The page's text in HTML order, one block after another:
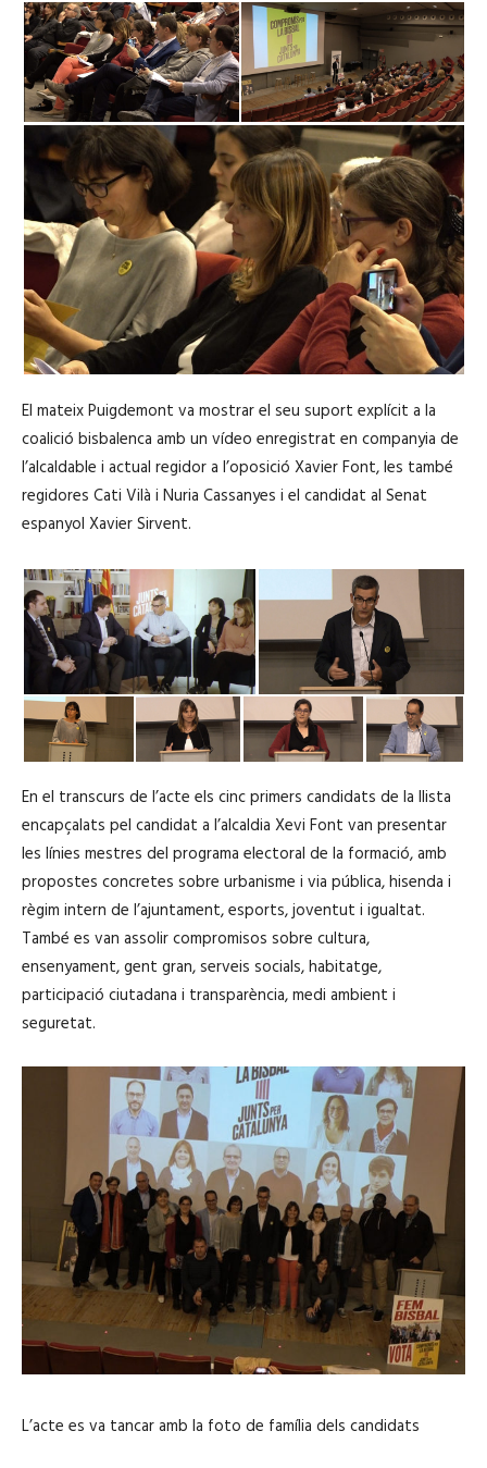
El mateix Puigdemont va mostrar el seu suport explícit a la
coalició bisbalenca amb un vídeo enregistrat en companyia de
l’alcaldable i actual regidor a l’oposició Xavier Font, les també
regidores Cati Vilà i Nuria Cassanyes i el candidat al Senat
espanyol Xavier Sirvent.
En el transcurs de l’acte els cinc primers candidats de la llista
encapçalats pel candidat a l’alcaldia Xevi Font van presentar
les línies mestres del programa electoral de la formació, amb
propostes concretes sobre urbanisme i via pública, hisenda i
règim intern de l’ajuntament, esports, joventut i igualtat.
També es van assolir compromisos sobre cultura,
ensenyament, gent gran, serveis socials, habitatge,
participació ciutadana i transparència, medi ambient i
seguretat.
L’acte es va tancar amb la foto de família dels candidats